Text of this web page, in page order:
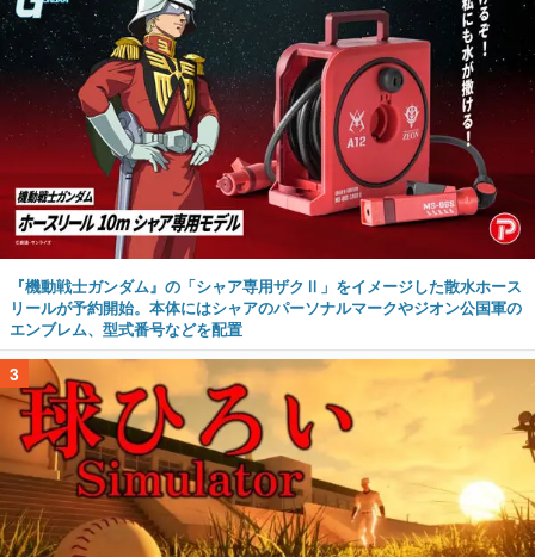
『機動戦士ガンダム』の「シャア専用ザクⅡ」をイメージした散水ホース
リールが予約開始。本体にはシャアのパーソナルマークやジオン公国軍の
エンブレム、型式番号などを配置
3